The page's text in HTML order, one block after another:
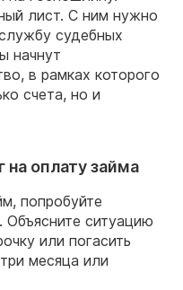
лист. С ним нужно
судебных
начнут
в рамках которого
счета, но и
на оплату займа
попробуйте
Объясните ситуацию
или погасить
месяца или